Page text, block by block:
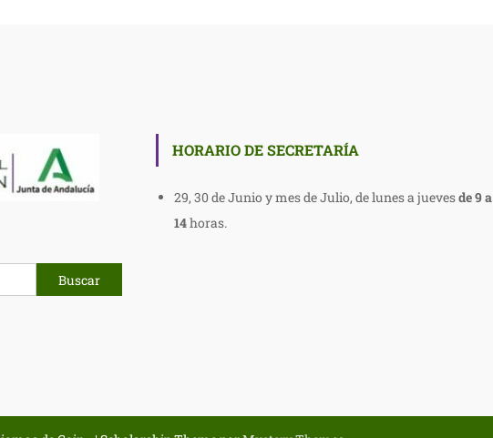
HORARIO DE SECRETARÍA
29, 30 de Junio y mes de Julio, de lunes a juevesde9 a
14horas.